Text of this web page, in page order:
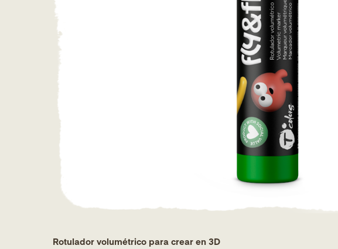
Rotulador volumétrico para crear en 3D